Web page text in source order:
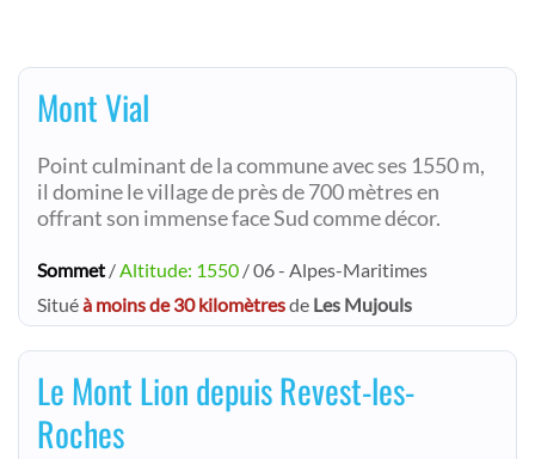
Mont Vial
Point culminant de la commune avec ses 1550 m,
il domine le village de près de 700 mètres en
offrant son immense face Sud comme décor.
Sommet /Altitude: 1550 / 06 - Alpes-Maritimes
Situéà moins de 30 kilomètresde Les Mujouls
Le Mont Lion depuis Revest-les-
Roches